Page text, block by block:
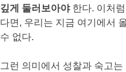
깊게 둘러보아야한다. 이처
다면, 우리는 지금 여기에서
수 없다.
그런 의미에서 성찰과 숙고